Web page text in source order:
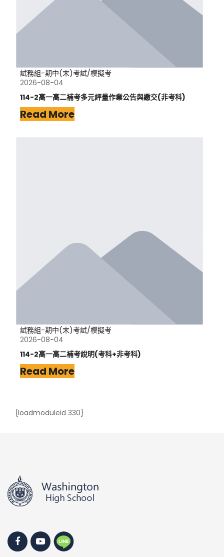
試務組-期中(末)考試/模擬考
2026-08-04
114-2高一高二補考多元評量作業公告與繳交(非考科)
Read More
試務組-期中(末)考試/模擬考
2026-08-04
114-2高一高二補考說明(考科+非考科)
Read More
{loadmoduleid 330}